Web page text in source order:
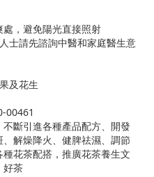
處，避免陽光直接照射
士請先諮詢中醫和家庭醫生意
及花生
00461
斷引進各種產品配方、開發
解燥降火、健脾祛濕、調節
花茶配搭，推廣花茶養生文
好茶